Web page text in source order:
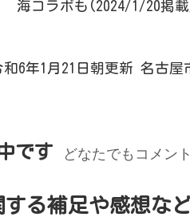
海コラボも(2024/1/20掲
和6年1月21日朝更新 名古
です どなたでもコメン
る補足や感想な